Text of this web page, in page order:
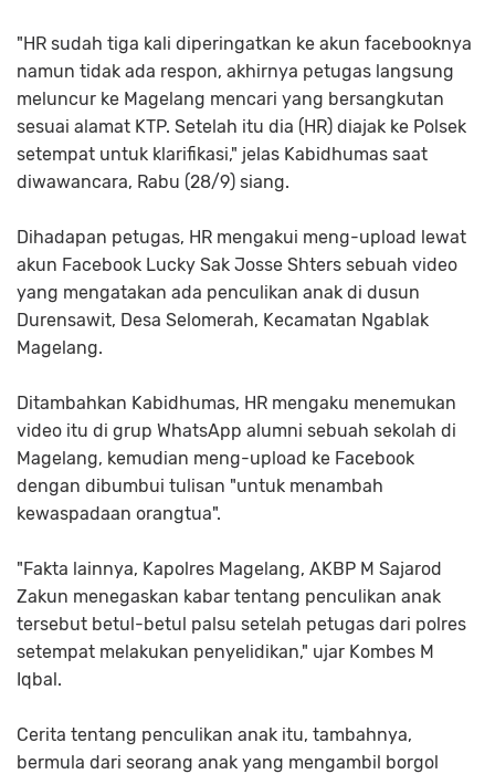
"HR sudah tiga kali diperingatkan ke akun facebooknya
namun tidak ada respon, akhirnya petugas langsung
meluncur ke Magelang mencari yang bersangkutan
sesuai alamat KTP. Setelah itu dia (HR) diajak ke Polsek
setempat untuk klarifikasi," jelas Kabidhumas saat
diwawancara, Rabu (28/9) siang.
Dihadapan petugas, HR mengakui meng-upload lewat
akun Facebook Lucky Sak Josse Shters sebuah video
yang mengatakan ada penculikan anak di dusun
Durensawit, Desa Selomerah, Kecamatan Ngablak
Magelang.
Ditambahkan Kabidhumas, HR mengaku menemukan
video itu di grup WhatsApp alumni sebuah sekolah di
Magelang, kemudian meng-upload ke Facebook
dengan dibumbui tulisan "untuk menambah
kewaspadaan orangtua".
"Fakta lainnya, Kapolres Magelang, AKBP M Sajarod
Zakun menegaskan kabar tentang penculikan anak
tersebut betul-betul palsu setelah petugas dari polres
setempat melakukan penyelidikan," ujar Kombes M
Iqbal.
Cerita tentang penculikan anak itu, tambahnya,
bermula dari seorang anak yang mengambil borgol